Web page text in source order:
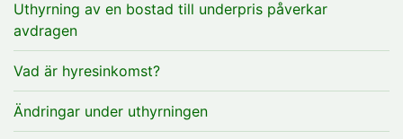
Uthyrning av en bostad till underpris påverkar
avdragen
Vad är hyresinkomst?
Ändringar under uthyrningen